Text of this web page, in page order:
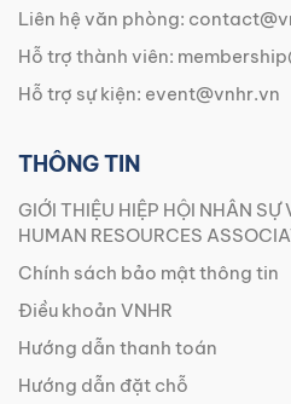
Liên hệ văn phòng:
Hỗ trợ thành viên:
Hỗ trợ sự kiện: event@vnhr.vn
THÔNG TIN
GIỚI THIỆU HIỆP HỘI NHÂN
HUMAN RESOURCES
Chính sách bảo mật thông tin
Điều khoản VNHR
Hướng dẫn thanh toán
Hướng dẫn đặt chỗ